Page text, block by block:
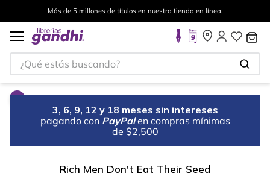
Más de 5 millones de títulos en nuestra tienda en línea.
¿Qué estás buscando?
3, 6, 9, 12 y 18 meses sin intereses
pagando con PayPal en compras mínimas
de $2,500
Rich Men Don't Eat Their Seed